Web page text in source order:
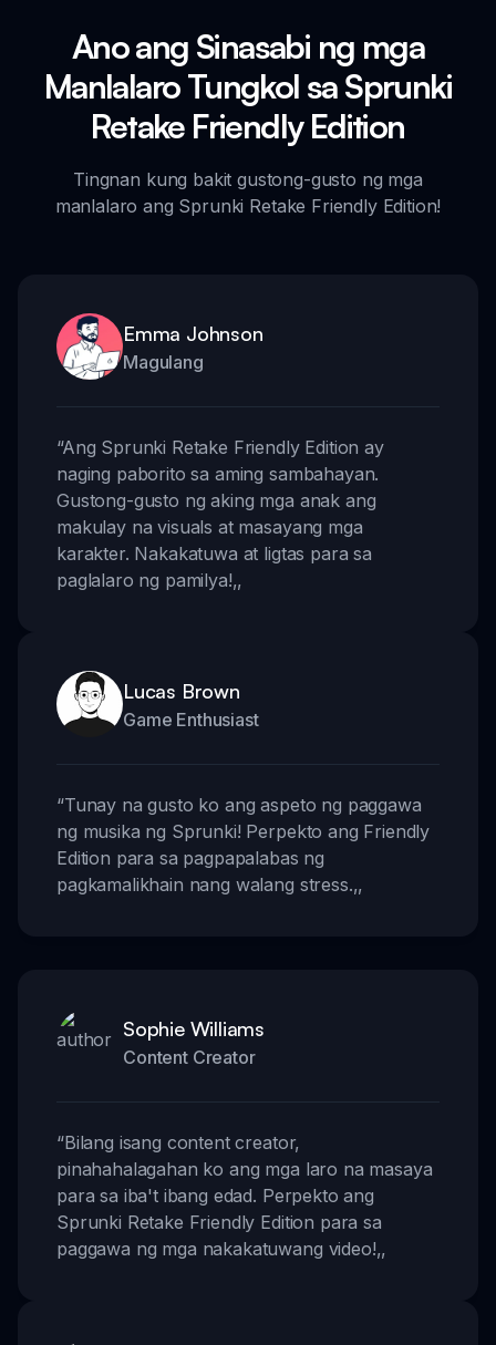
Ano ang Sinasabi ng mga
Manlalaro Tungkol sa Sprunki
Retake Friendly Edition
Tingnan kung bakit gustong-gusto ng mga
manlalaro ang Sprunki Retake Friendly Edition!
Emma Johnson
Magulang
“Ang Sprunki Retake Friendly Edition ay
naging paborito sa aming sambahayan.
Gustong-gusto ng aking mga anak ang
makulay na visuals at masayang mga
karakter. Nakakatuwa at ligtas para sa
paglalaro ng pamilya!,,
Lucas Brown
Game Enthusiast
“Tunay na gusto ko ang aspeto ng paggawa
ng musika ng Sprunki! Perpekto ang Friendly
Edition para sa pagpapalabas ng
pagkamalikhain nang walang stress.,,
Sophie Williams
Content Creator
“Bilang isang content creator,
pinahahalagahan ko ang mga laro na masaya
para sa iba't ibang edad. Perpekto ang
Sprunki Retake Friendly Edition para sa
paggawa ng mga nakakatuwang video!,,